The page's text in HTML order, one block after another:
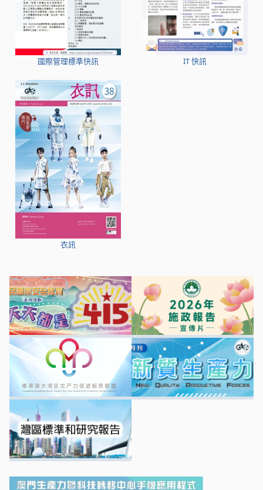
國際管理標準快訊 IT 快訊
衣訊